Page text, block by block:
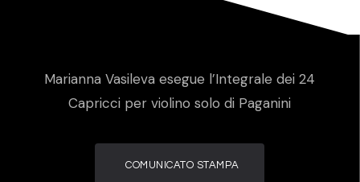
Marianna Vasileva esegue l’Integrale dei 24
Capricci per violino solo di Paganini
COMUNICATO STAMPA